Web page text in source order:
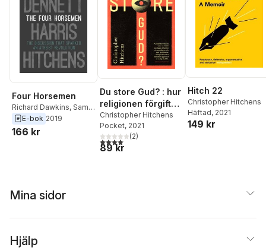
Four Horsemen
Richard Dawkins, Sam
Harris,Daniel C.
Dennett
E-bok 2019
166 kr
Du store Gud? : hur
religionen förgiftar
allt
Christopher Hitchens
Pocket, 2021
4,0utav 5 stjärnor. Totalt antal röster:
(2)
89 kr
Hitch 22
Christopher Hitchens
Häftad, 2021
149 kr
Mina sidor
Hjälp